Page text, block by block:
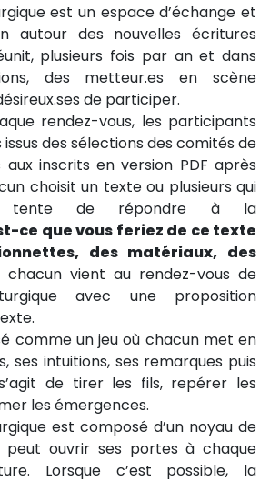
est un espace d’échange et
autour des nouvelles écritures
plusieurs fois par an et dans
des metteur.es en scène
de participer.
rendez-vous, les participants
des sélections des comités de
inscrits en version PDF après
choisit un texte ou plusieurs qui
tente de répondre à la
ce que vous feriez de ce texte
des matériaux, des
chacun vient au rendez-vous de
avec une proposition
comme un jeu où chacun met en
ses intuitions, ses remarques puis
de tirer les fils, repérer les
les émergences.
est composé d’un noyau de
peut ouvrir ses portes à chaque
Lorsque c’est possible, la